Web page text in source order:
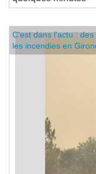
quelques minutes
C'est dans l'actu : des
les incendies en